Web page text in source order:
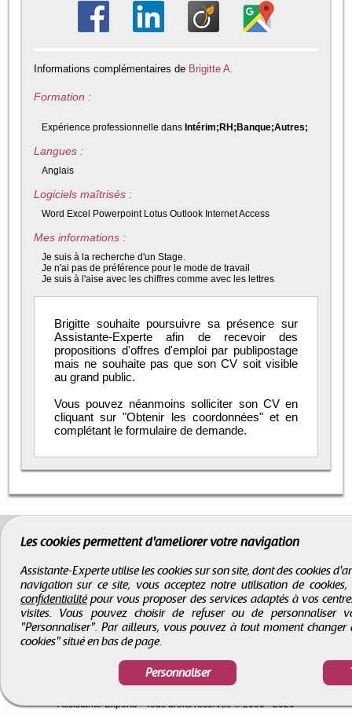
Informations complémentaires de Brigitte A.
Formation :
Expérience professionnelle dans Intérim;RH;Banque;Autres;
Langues :
Anglais
Logiciels maîtrisés :
Word Excel Powerpoint Lotus Outlook Internet Access
Mes informations :
Je suis à la recherche d'un Stage.
Je n'ai pas de préférence pour le mode de travail
Je suis à l'aise avec les chiffres comme avec les lettres
Brigitte souhaite poursuivre sa présence sur
Assistante-Experte afin de recevoir des
propositions d'offres d'emploi par publipostage
mais ne souhaite pas que son CV soit visible
au grand public.
Vous pouvez néanmoins solliciter son CV en
cliquant sur "Obtenir les coordonnées" et en
complétant le formulaire de demande.
-Infos légales-Droits d'auteur
Assistante-Experte- Tous droits réservés © 2000 - 2026
Les cookies permettent d'améliorer votre navigation
Assistante-Experte utilise les cookies sur son site, dont des cookies
navigation sur ce site, vous acceptez notre utilisation de
confidentialitépour vous proposer des services adaptés à vos
visites. Vous pouvez choisir de refuser ou de
"Personnaliser". Par ailleurs, vous pouvez à tout moment
cookies" situé en bas de page.
Personnaliser